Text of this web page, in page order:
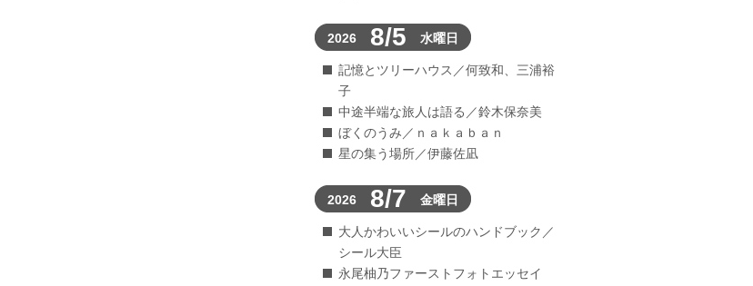
2026 8/5 水曜日
記憶とツリーハウス／何致和、三浦裕
子
中途半端な旅人は語る／鈴木保奈美
ぼくのうみ／ｎａｋａｂａｎ
星の集う場所／伊藤佐凪
2026 8/7 金曜日
大人かわいいシールのハンドブック／
シール大臣
永尾柚乃ファーストフォトエッセイ